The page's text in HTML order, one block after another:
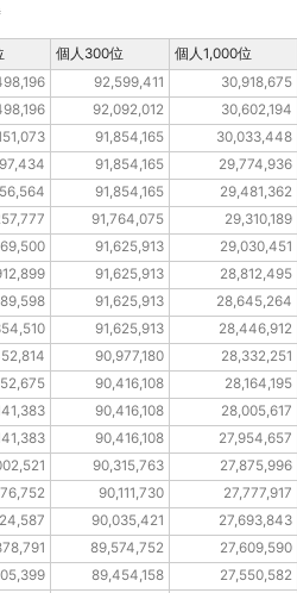
92,599,411 30,918,675
92,092,012 30,602,194
91,854,165 30,033,448
91,854,165 29,774,936
91,854,165 29,481,362
91,764,075 29,310,189
91,625,913 29,030,451
91,625,913 28,812,495
91,625,913 28,645,264
91,625,913 28,446,912
90,977,180 28,332,251
90,416,108 28,164,195
90,416,108 28,005,617
90,416,108 27,954,657
90,315,763 27,875,996
90,111,730 27,777,917
90,035,421 27,693,843
89,574,752 27,609,590
89,454,158 27,550,582
個人300位 個人1,000位